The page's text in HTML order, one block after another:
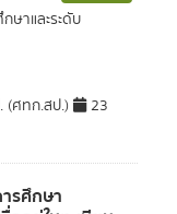
ษาและระดับ
(ศทก.สป.)
23
รศึกษา